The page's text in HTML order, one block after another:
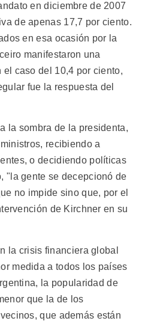
en diciembre de 2007
de apenas 17,7 por ciento.
en esa ocasión por la
manifestaron una
caso del 10,4 por ciento,
fue la respuesta del
la sombra de la presidenta,
recibiendo a
o decidiendo políticas
"la gente se decepcionó de
no impide sino que, por el
de Kirchner en su
la crisis financiera global
medida a todos los países
la popularidad de
que la de los
que además están